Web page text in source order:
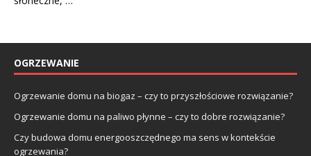
OGRZEWANIE
Ogrzewanie domu na biogaz – czy to przyszłościowe rozwiązanie?
Ogrzewanie domu na paliwo płynne – czy to dobre rozwiązanie?
Czy budowa domu energooszczędnego ma sens w kontekście
ogrzewania?